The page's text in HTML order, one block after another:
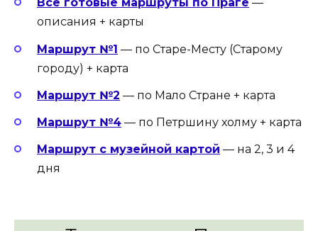
Все готовые маршруты по Праге —
описания + карты
Маршрут №1 — по Старе-Месту (Старому
городу) + карта
Маршрут №2 — по Мало Стране + карта
Маршрут №4 — по Петршину холму + карта
Маршрут с музейной картой — на 2, 3 и 4
дня